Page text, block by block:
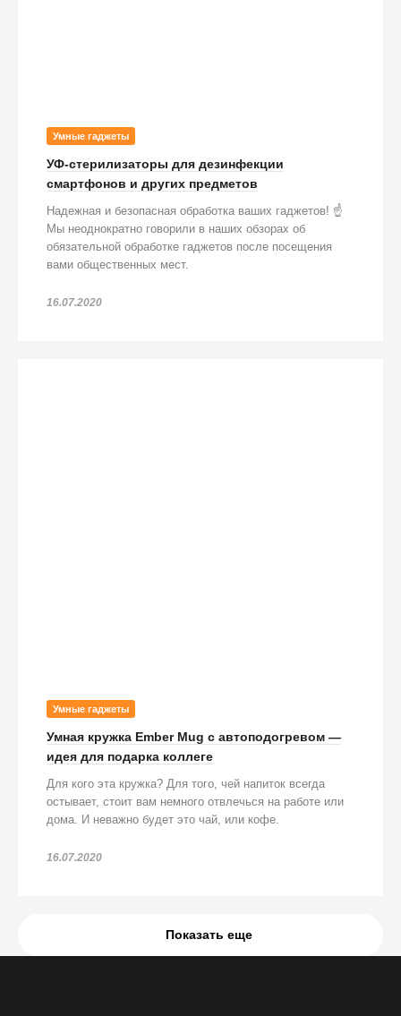
Умные гаджеты
УФ-стерилизаторы для дезинфекции
смартфонов и других предметов
Надежная и безопасная обработка ваших гаджетов! ☝️
Мы неоднократно говорили в наших обзорах об
обязательной обработке гаджетов после посещения
вами общественных мест.
16.07.2020
Умные гаджеты
Умная кружка Ember Mug с автоподогревом —
идея для подарка коллеге
Для кого эта кружка? Для того, чей напиток всегда
остывает, стоит вам немного отвлечься на работе или
дома. И неважно будет это чай, или кофе.
16.07.2020
Показать еще